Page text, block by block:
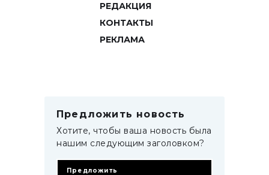
РЕДАКЦИЯ
КОНТАКТЫ
РЕКЛАМА
Предложить новость
Хотите, чтобы ваша новость была
нашим следующим заголовком?
Предложить